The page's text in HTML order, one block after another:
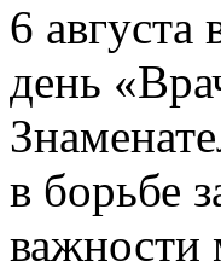
6
день
в борьбе
важности